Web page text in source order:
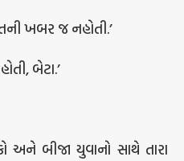
ખબર જ નહોતી.’
બેટા.’
અને બીજા યુવાનો સાથે તારા